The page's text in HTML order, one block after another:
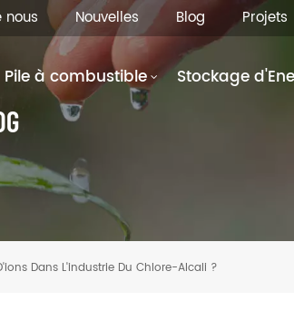
nous Nouvelles Blog Projets
Pile à combustible Stockage
Dans L'industrie Du Chlore-Alcali ?